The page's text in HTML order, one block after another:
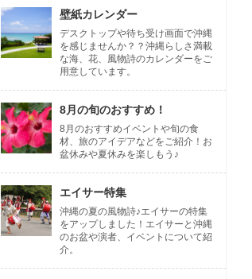
壁紙カレンダー
デスクトップや待ち受け画面で沖縄
を感じませんか？？沖縄らしさ満載
な海、花、風物詩のカレンダーをご
用意しています。
8月の旬のおすすめ！
8月のおすすめイベントや旬の食
材、旅のアイデアなどをご紹介！お
盆休みや夏休みを楽しもう♪
エイサー特集
沖縄の夏の風物詩♪エイサーの特集
をアップしました！エイサーと沖縄
のお盆や演者、イベントについて紹
介。